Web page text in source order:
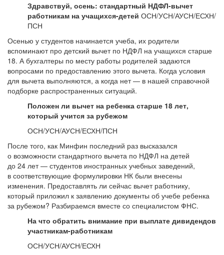
Здравствуй, осень: стандартный НДФЛ-вычет
работникам на учащихся-детей ОСН/УСН/АУСН/ЕСХН/
ПСН
Осенью у студентов начинается учеба, их родители
вспоминают про детский вычет по НДФЛ на учащихся старше
18. А бухгалтеры по месту работы родителей задаются
вопросами по предоставлению этого вычета. Когда условия
для вычета выполняются, а когда нет — в нашей справочной
подборке распространенных ситуаций.
Положен ли вычет на ребенка старше 18 лет,
который учится за рубежом
ОСН/УСН/АУСН/ЕСХН/ПСН
После того, как Минфин последний раз высказался
о возможности стандартного вычета по НДФЛ на детей
до 24 лет — студентов иностранных учебных заведений,
в соответствующие формулировки НК были внесены
изменения. Предоставлять ли сейчас вычет работнику,
который приложил к заявлению документы об учебе ребенка
за рубежом? Разбираемся вместе со специалистом ФНС.
На что обратить внимание при выплате дивидендов
участникам-работникам
ОСН/УСН/АУСН/ЕСХН